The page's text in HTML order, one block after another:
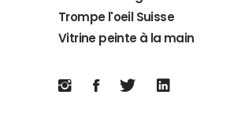
Trompe l'oeil Suisse
Vitrine peinte à la main